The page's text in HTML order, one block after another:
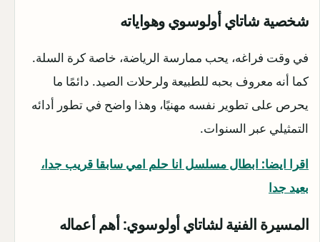
شخصية شاتاي أولوسوي وهواياته
في وقت فراغه، يحب ممارسة الرياضة، خاصة كرة السلة.
كما أنه معروف بحبه للطبيعة ولرحلات الصيد. دائمًا ما
يحرص على تطوير نفسه مهنيًا، وهذا واضح في تطور أدائه
التمثيلي عبر السنوات.
اقرا ايضا: ابطال مسلسل انا حلم امي سابقا قريب جدا،
بعيد جدا
المسيرة الفنية لشاتاي أولوسوي: أهم أعماله